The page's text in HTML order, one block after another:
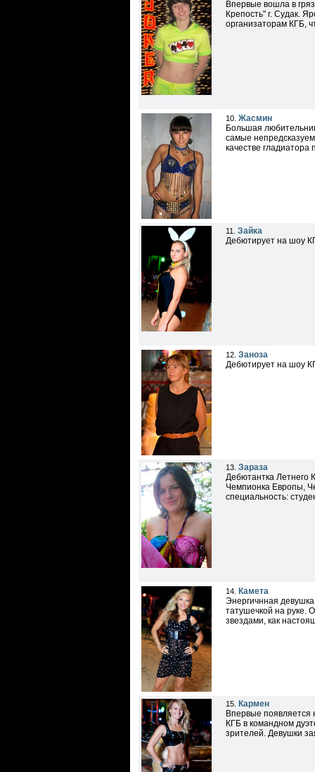
Впервые вошла в
Крепость" г. Судак.
организаторам КГБ,
10. Жасмин
Большая
самые
качестве
11.
Зайка
Дебютирует на шоу
12. Заноза
Дебютирует на шоу
13. Зараза
Дебютантка Летнего
Чемпионка Европы,
специальность:
14.
Камета
Энергичнная
татушечкой на руке.
звездами, как
15.
Кармен
Впервые появляется
КГБ в командном
зрителей. Девушки